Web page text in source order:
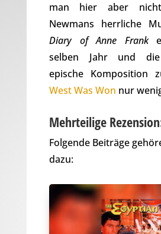
man hier aber nicht
Newmans herrliche
Diary of Anne Frank
selben Jahr und die
epische Komposition
West Was Won nur
Mehrteilige
Folgende Beiträge
dazu: